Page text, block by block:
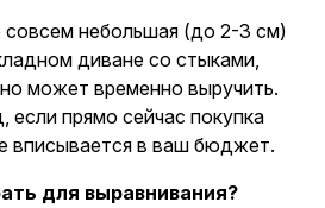
совсем небольшая (до 2-3 см)
диване со стыками,
может временно выручить.
прямо сейчас покупка
вписывается в ваш бюджет.
для выравнивания?